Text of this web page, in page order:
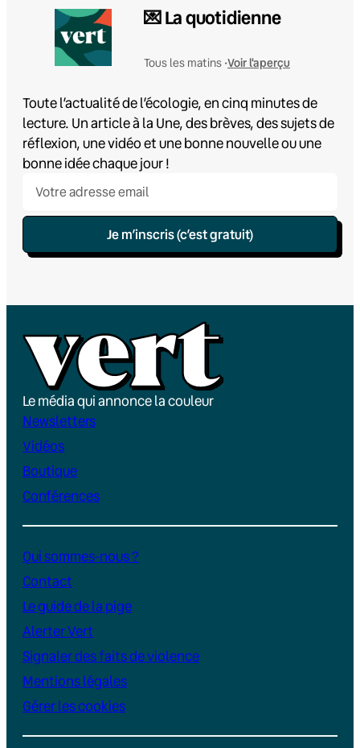
💌 La quotidienne
Tous les matins •Voir l'aperçu
Toute l’actualité de l’écologie, en cinq minutes de
lecture. Un article à la Une, des brèves, des sujets de
réflexion, une vidéo et une bonne nouvelle ou une
bonne idée chaque jour !
Je m’inscris (c’est gratuit)
Le média qui annonce la couleur
Newsletters
Vidéos
Boutique
Conférences
Qui sommes-nous ?
Contact
Le guide de la pige
Alerter Vert
Signaler des faits de violence
Mentions légales
Gérer les cookies